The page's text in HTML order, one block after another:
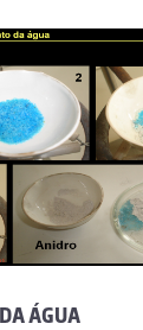
ÁGUA